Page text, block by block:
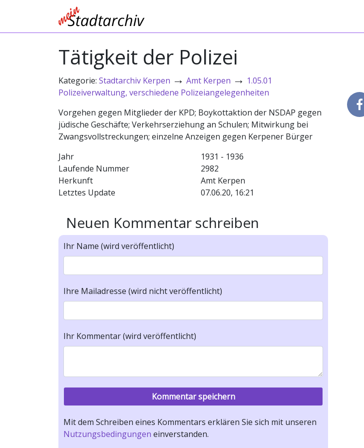
Tätigkeit der Polizei
Kategorie: Stadtarchiv Kerpen → Amt Kerpen → 1.05.01
Polizeiverwaltung, verschiedene Polizeiangelegenheiten
Vorgehen gegen Mitglieder der KPD; Boykottaktion der NSDAP gegen
jüdische Geschäfte; Verkehrserziehung an Schulen; Mitwirkung bei
Zwangsvollstreckungen; einzelne Anzeigen gegen Kerpener Bürger
Jahr
1931 - 1936
Laufende Nummer
2982
Herkunft
Amt Kerpen
Letztes Update
07.06.20, 16:21
Neuen Kommentar schreiben
Ihr Name (wird veröffentlicht)
Ihre Mailadresse (wird nicht veröffentlicht)
Ihr Kommentar (wird veröffentlicht)
Mit dem Schreiben eines Kommentars erklären Sie sich mit unseren
Nutzungsbedingungen einverstanden.